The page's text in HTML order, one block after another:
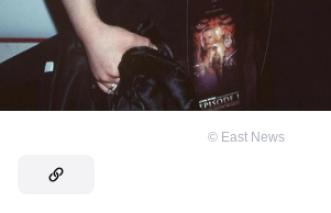
© East News